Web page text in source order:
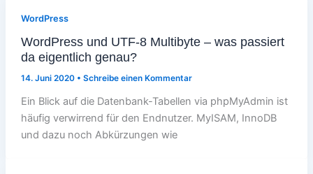
WordPress
WordPress und UTF-8 Multibyte – was passiert
da eigentlich genau?
14. Juni 2020 • Schreibe einen Kommentar
Ein Blick auf die Datenbank-Tabellen via phpMyAdmin ist
häufig verwirrend für den Endnutzer. MyISAM, InnoDB
und dazu noch Abkürzungen wie